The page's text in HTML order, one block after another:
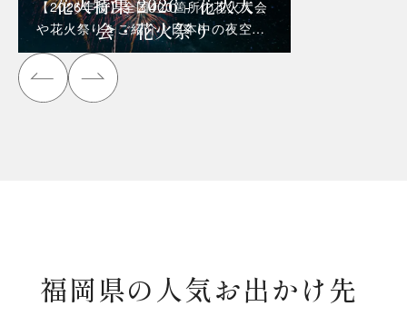
会・花火祭り
【2026年版】全国400箇所の花火大会
や花火祭りをご紹介！日本中の夜空を
彩る花火を見に行こう！！！
福岡県の人気お出かけ先